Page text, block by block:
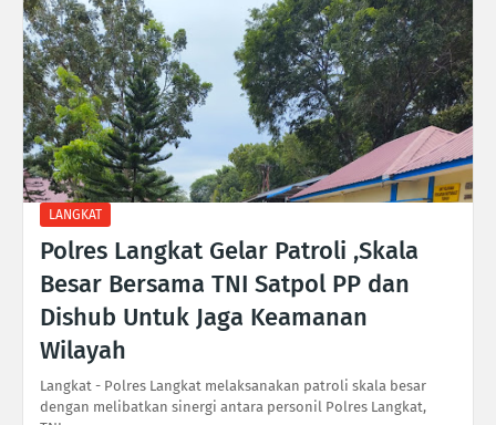
LANGKAT
Polres Langkat Gelar Patroli ,Skala
Besar Bersama TNI Satpol PP dan
Dishub Untuk Jaga Keamanan
Wilayah
Langkat - Polres Langkat melaksanakan patroli skala besar
dengan melibatkan sinergi antara personil Polres Langkat,